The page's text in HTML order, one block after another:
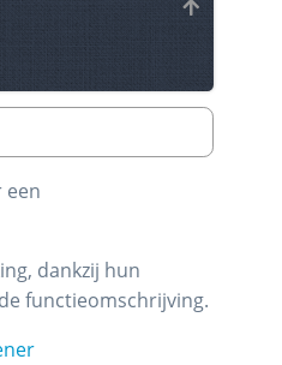
een
dankzij hun
functieomschrijving.